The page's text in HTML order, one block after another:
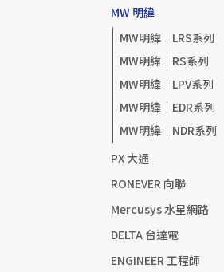
MW 明緯
MW明緯｜LRS系列
MW明緯｜RS系列
MW明緯｜LPV系列
MW明緯｜EDR系列
MW明緯｜NDR系列
PX 大通
RONEVER 向聯
Mercusys 水星網路
DELTA 台達電
ENGINEER 工程師